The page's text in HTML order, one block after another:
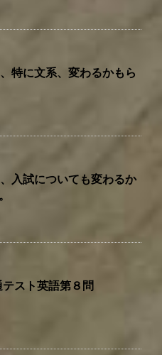
特に文系、変わるかもら
入試についても変わるか
スト英語第８問